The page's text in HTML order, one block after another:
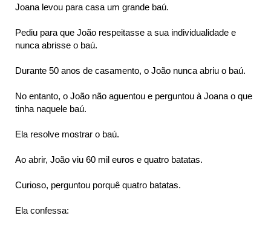
Joana levou para casa um grande baú.
Pediu para que João respeitasse a sua individualidade e
nunca abrisse o baú.
Durante 50 anos de casamento, o João nunca abriu o baú.
No entanto, o João não aguentou e perguntou à Joana o que
tinha naquele baú.
Ela resolve mostrar o baú.
Ao abrir, João viu 60 mil euros e quatro batatas.
Curioso, perguntou porquê quatro batatas.
Ela confessa: